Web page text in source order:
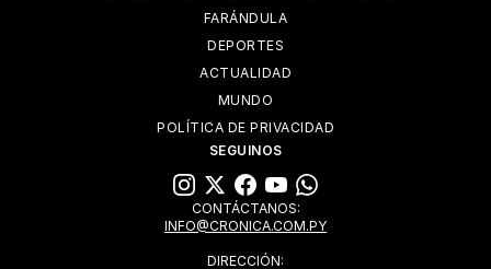
FARÁNDULA
DEPORTES
ACTUALIDAD
MUNDO
POLÍTICA DE PRIVACIDAD
SEGUINOS
CONTÁCTANOS:
INFO@CRONICA.COM.PY
DIRECCIÓN: